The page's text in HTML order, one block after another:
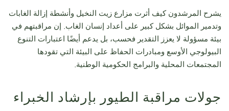
يشرح المرشدون كيف أثرت مزارع زيت النخيل وأنشطة إزالة الغابات
وتدمير الموائل بشكل كبير على أعداد إنسان الغاب. إن مراقبتهم في
بيئة مسؤولة لا يعزز التقدير فحسب، بل يدعم أيضًا اعتبارات التنوع
البيولوجي الأوسع ومبادرات الحفاظ على البيئة التي تقودها
المجتمعات المحلية والبرامج الحكومية الوطنية.
جولات مراقبة الطيور بإرشاد الخبراء